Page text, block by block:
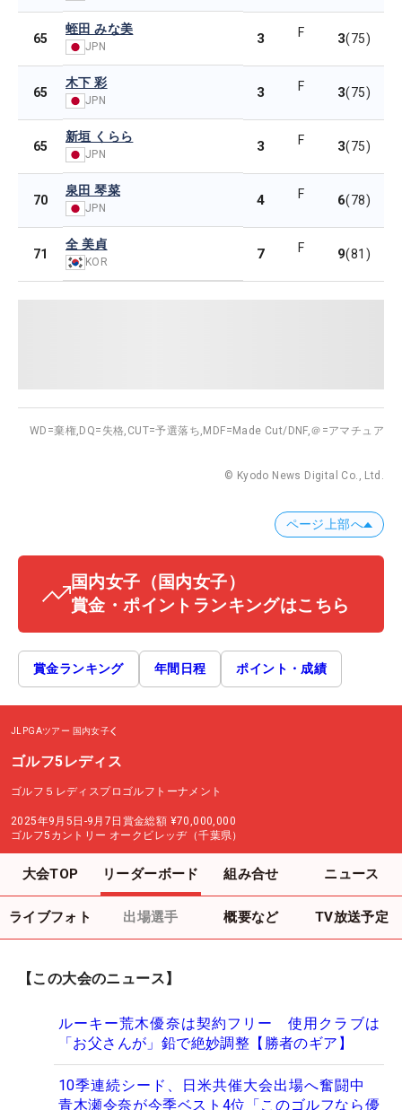
65
蛭田 みな美
JPN 3 F 3(75)
65
木下 彩
JPN 3 F 3(75)
65
新垣 くらら
JPN 3 F 3(75)
70
泉田 琴菜
JPN 4 F 6(78)
71
全 美貞
KOR 7 F 9(81)
WD=棄権, DQ=失格, CUT=予選落ち, MDF=Made Cut/DNF,＠=アマチュア
© Kyodo News Digital Co., Ltd.
ページ上部へ
国内女子 （国内女子）
賞金・ポイントランキングはこちら
賞金ランキング 年間日程 ポイント・成績
JLPGAツアー 国内女子
ゴルフ5レディス
ゴルフ５レディスプロゴルフトーナメント
2025年9月5日-9月7日 賞金総額 ¥70,000,000
ゴルフ5カントリー オークビレッヂ（千葉県）
大会TOP リーダーボード 組み合せ ニュース
ライブフォト 出場選手 概要など TV放送予定
【この大会のニュース】
ルーキー荒木優奈は契約フリー 使用クラブは
「お父さんが」鉛で絶妙調整【勝者のギア】
10季連続シード、日米共催大会出場へ奮闘中
青木瀬令奈が今季ベスト4位「このゴルフなら優